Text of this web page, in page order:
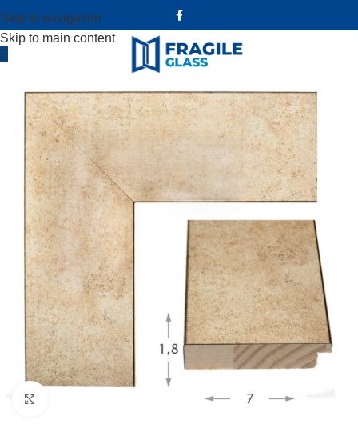
Skip to navigation
Skip to main content